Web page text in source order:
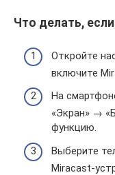
Что делать,
Откройте
включите
На
«Экран» →
функцию.
Выберите
Miracast-